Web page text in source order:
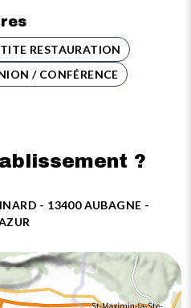
RESTAURATION
/ CONFÉRENCE
?
- 13400 AUBAGNE -